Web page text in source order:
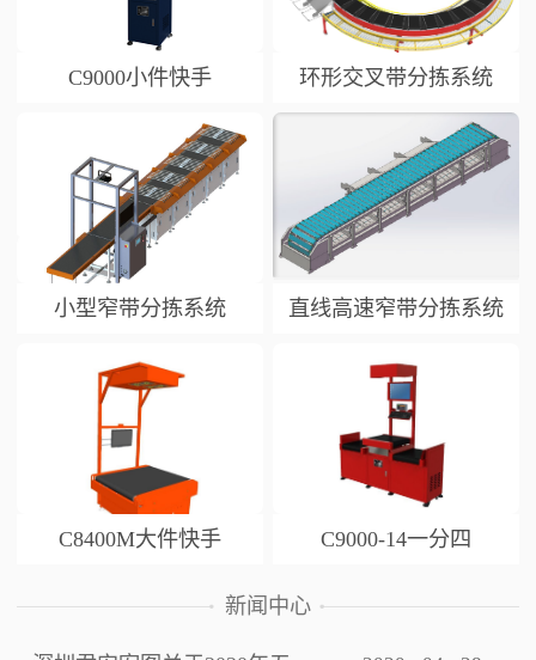
C9000小件快手 环形交叉带分拣系统
小型窄带分拣系统 直线高速窄带分拣系统
C8400M大件快手 C9000-14一分四
新闻中心